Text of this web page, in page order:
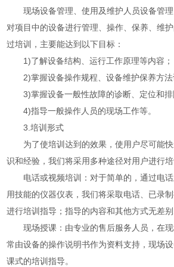
现场设备管理、使用及维护人员设备管理
对项目中的设备进行管理、操作、保养、维
过培训，主要能达到以下目标：
1)了解设备结构、运行工作原理等内容；
2)掌握设备操作规程、设备维护保养方法
3)掌握设备一般性故障的诊断、定位和排
4)指导一般操作人员的现场工作等。
3.培训形式
为了使培训达到的效果，使用户尽可能快
识和经验，我们将采用多种途径对用户进行培
电话或视频培训：对于简单的，通过电话
用技能的仪器仪表，我们将采取电话、已录
进行培训指导；指导的内容和其他方式无差别
现场授课：由专业的售后服务人员，在现
常由设备的操作说明书作为资料支持，现场
课式的培训指导。